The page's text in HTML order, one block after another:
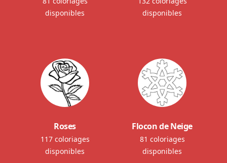
disponibles
disponibles
Roses
117 coloriages
disponibles
Flocon de Neige
81 coloriages
disponibles